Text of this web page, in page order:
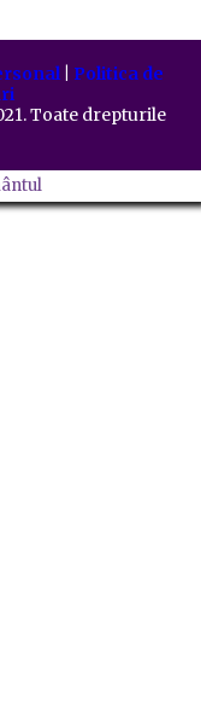
| Politica de
Toate drepturile